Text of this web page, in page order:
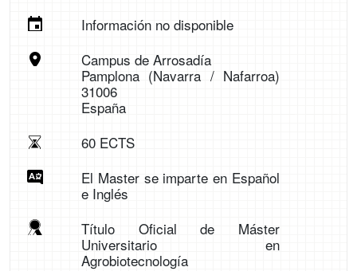
Información no disponible
Campus de Arrosadía
Pamplona (Navarra / Nafarroa)
31006
España
60 ECTS
El Master se imparte en Español
e Inglés
Título Oficial de Máster
Universitario en
Agrobiotecnología